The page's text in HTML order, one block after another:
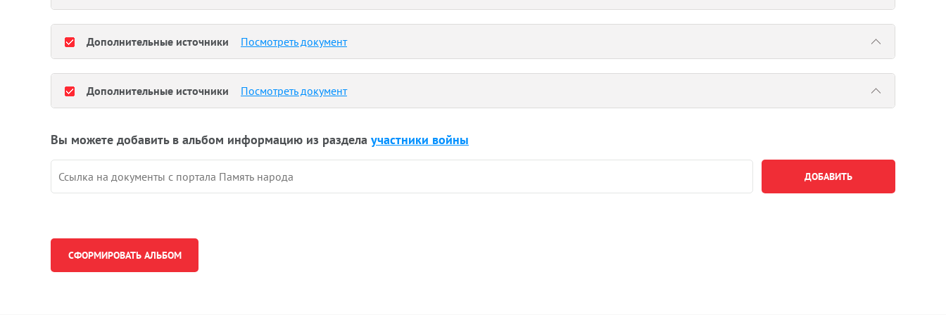
Дополнительные источники Посмотреть документ
Дополнительные источники Посмотреть документ
Вы можете добавить в альбом информацию из раздела участники войны